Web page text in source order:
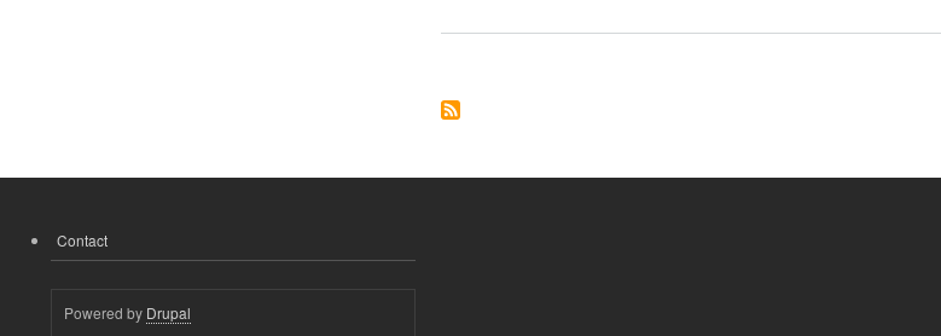
FOOTER
Contact
Powered by Drupal